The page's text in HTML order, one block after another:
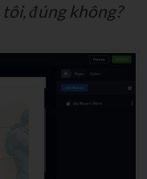
đúng không?